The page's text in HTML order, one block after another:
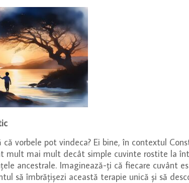
vorbele pot vindeca? Ei bine, în contextul
mult mai mult decât simple cuvinte rostite la
ancestrale. Imaginează-ți că fiecare cuvânt
să îmbrățișezi această terapie unică și să